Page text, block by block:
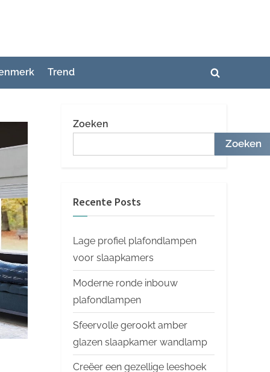
Trend
Toggle
Zoeken
Zoeken
Recente Posts
Lage profiel plafondlampen
voor slaapkamers
Moderne ronde inbouw
plafondlampen
Sfeervolle gerookt amber
glazen slaapkamer wandlamp
Creëer een gezellige leeshoek